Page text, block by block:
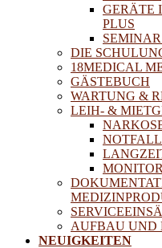
GERÄTE
PLUS
DIE
18MEDICAL
GÄSTEBUCH
WARTUNG &
LEIH- &
AUFBAU UND
NEUIGKEITEN